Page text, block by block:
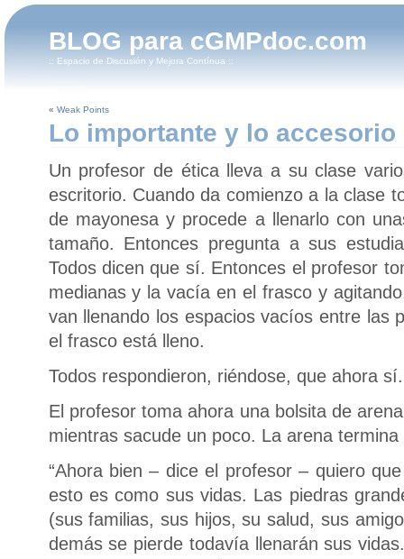
BLOG para cGMPdoc.com
:: Espacio de Discusión y Mejora Contínua ::
« Weak Points
Lo importante y lo accesorio
Un profesor de ética lleva a su clase
escritorio. Cuando da comienzo a la clase
de mayonesa y procede a llenarlo con
tamaño. Entonces pregunta a sus
Todos dicen que sí. Entonces el profesor
medianas y la vacía en el frasco y
van llenando los espacios vacíos entre las
el frasco está lleno.
Todos respondieron, riéndose, que ahora sí.
El profesor toma ahora una bolsita de
mientras sacude un poco. La arena
“Ahora bien – dice el profesor – quiero
esto es como sus vidas. Las piedras
(sus familias, sus hijos, su salud, sus
demás se pierde todavía llenarán sus